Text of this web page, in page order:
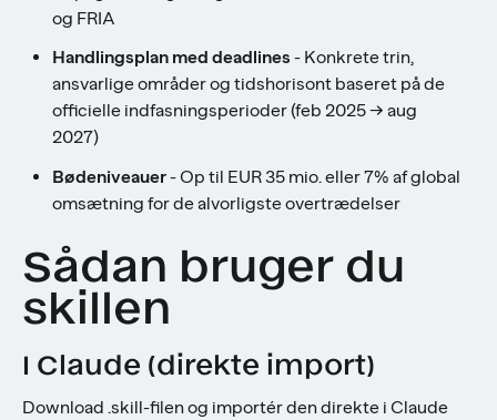
og FRIA
Handlingsplan med deadlines - Konkrete trin,
ansvarlige områder og tidshorisont baseret på de
officielle indfasningsperioder (feb 2025 → aug
2027)
Bødeniveauer- Op til EUR 35 mio. eller 7% af global
omsætning for de alvorligste overtrædelser
Sådan bruger du
skillen
I Claude (direkte import)
Download .skill-filen og importér den direkte i Claude